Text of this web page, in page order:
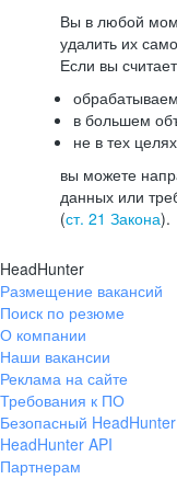
Вы в любой
удалить их
Если вы
в большем
не в тех
вы можете
данных или
(ст. 21 Закона).
HeadHunter
Размещение вакансий
Поиск по резюме
О компании
Наши вакансии
Реклама на сайте
Требования к ПО
Безопасный HeadHunter
HeadHunter API
Партнерам